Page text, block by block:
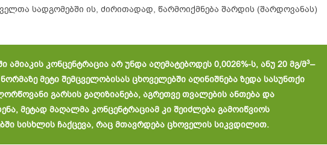
სადგომებში ის, ძირითადად, წარმოიქმნება შარდის (შარდოვანას)
ამიაკის კონცენტრაცია არუნდა აღემატებოდეს 0,0026%-ს, ანუ 20 მგ/მ3–
ნორმაზემეტი შემცველობისას ცხოველებში აღინიშნება ზედა სასუნთქი
გარსის გაღიზიანება, აგრეთვეთვალების ანთება და
მეტად მაღალმა კონცენტრაციამ კი შეიძლება გამოიწვიოს
სისხლის ჩაქცევა, რაც მთავრდება ცხოველის სიკვდილით.